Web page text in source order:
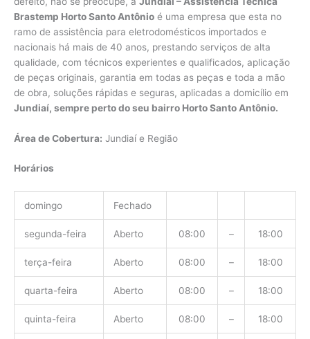
Brastemp Horto Santo Antônio é uma empresa que esta no
ramo de assistência para eletrodomésticos importados e
nacionais há mais de 40 anos, prestando serviços de alta
qualidade, com técnicos experientes e qualificados, aplicação
de peças originais, garantia em todas as peças e toda a mão
de obra, soluções rápidas e seguras, aplicadas a domicílio em
Jundiaí, sempre perto do seu bairro Horto Santo Antônio.
Área de Cobertura: Jundiaí e Região
Horários
domingo Fechado
segunda-feira Aberto 08:00 – 18:00
terça-feira Aberto 08:00 – 18:00
quarta-feira Aberto 08:00 – 18:00
quinta-feira Aberto 08:00 – 18:00